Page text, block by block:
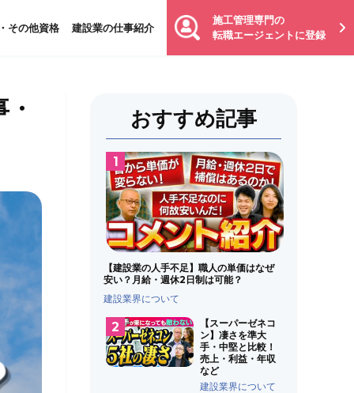
その他資格 建設業の仕事紹介
施工管理専門の
転職エージェントに登録
おすすめ記事
【建設業の人手不足】職人の単価はなぜ
安い？月給・週休2日制は可能？
建設業界について
【スーパーゼネコ
ン】凄さを準大
手・中堅と比較！
売上・利益・年収
など
建設業界について